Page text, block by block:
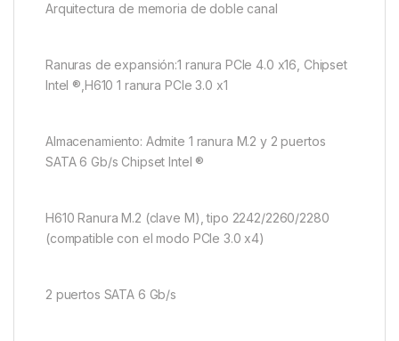
Arquitectura de memoria de doble canal
Ranuras de expansión:1 ranura PCIe 4.0 x16, Chipset
Intel ®,H610 1 ranura PCIe 3.0 x1
Almacenamiento: Admite 1 ranura M.2 y 2 puertos
SATA 6 Gb/s Chipset Intel ®
H610 Ranura M.2 (clave M), tipo 2242/2260/2280
(compatible con el modo PCIe 3.0 x4)
2 puertos SATA 6 Gb/s